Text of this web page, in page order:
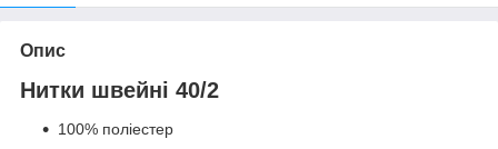
Опис
Нитки швейні 40/2
100% поліестер